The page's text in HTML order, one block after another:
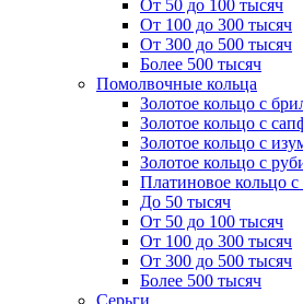
От 50 до 100 тысяч
От 100 до 300 тысяч
От 300 до 500 тысяч
Более 500 тысяч
Помолвочные кольца
Золотое кольцо с
Золотое кольцо с
Золотое кольцо с
Золотое кольцо с
Платиновое кольцо
До 50 тысяч
От 50 до 100 тысяч
От 100 до 300 тысяч
От 300 до 500 тысяч
Более 500 тысяч
Серьги